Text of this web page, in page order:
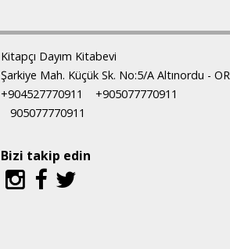
Kitapçı Dayım Kitabevi
Şarkiye Mah. Küçük Sk. No:5/A Altınordu -
+904527770911
+905077770911
905077770911
Bizi takip edin